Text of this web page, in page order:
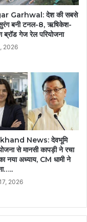
Garhwal: देश की सबसे
बनी टनल-8, ऋषिकेश-
ब्रॉड गेज रेल परियोजना
2026
News: देवभूमि
से मानसी कापड़ी ने रचा
नया अध्याय, CM धामी ने
2026